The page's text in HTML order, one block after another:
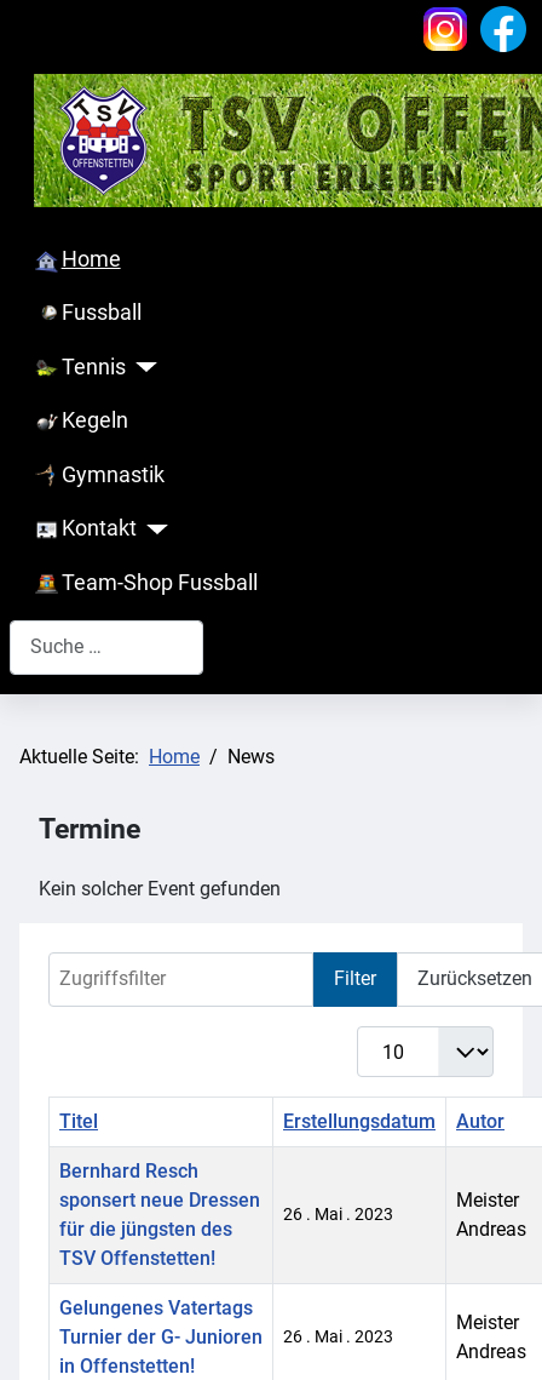
Home
Fussball
Tennis
Kegeln
Gymnastik
Kontakt
Team-Shop Fussball
Suchen
Aktuelle Seite: Home News
Termine
Kein solcher Event gefunden
Filter Zurücksetzen
Anzeige #
Titel Erstellungsdatum Autor
Bernhard Resch
sponsert neue Dressen
für die jüngsten des
TSV Offenstetten!
26 . Mai . 2023
Meister
Andreas
Gelungenes Vatertags
Turnier der G- Junioren
in Offenstetten!
26 . Mai . 2023
Meister
Andreas